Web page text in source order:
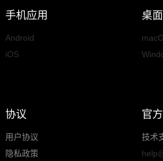
手机应用
Android
iOS
桌
协议
用户协议
隐私政策
官
技术